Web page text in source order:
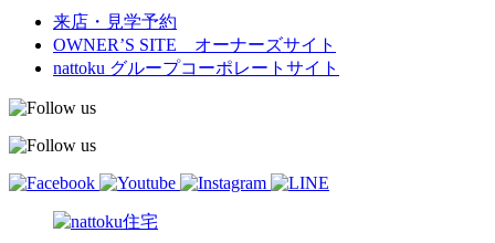
来店・見学予約
OWNER’S SITE オーナーズサイト
nattoku グループコーポレートサイト